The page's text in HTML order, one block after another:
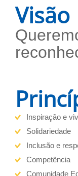
Visão
Inspiração e
Solidariedade
Inclusão e
Competência
Comunidade